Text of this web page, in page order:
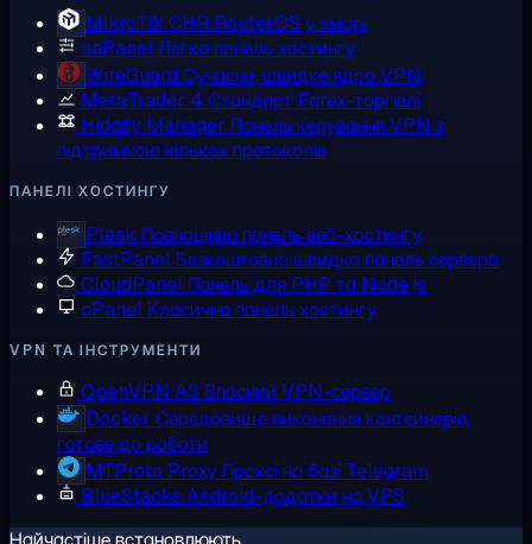
MikroTik CHR RouterOS у хмарі
aaPanelЛегка панель хостингу
WireGuard Сучасне, швидке ядро VPN
MetaTrader 4 Стандарт Forex-торгівлі
Hiddify Manager Панель керування VPN з
підтримкою кількох протоколів
ПАНЕЛІ ХОСТИНГУ
Plesk Повноцінна панель веб-хостингу
FastPanelБезкоштовна швидка панель сервера
CloudPanel Панель для PHP та Node.js
cPanelКласична панель хостингу
VPN ТА ІНСТРУМЕНТИ
OpenVPN AS Власний VPN-сервер
Docker Середовище виконання контейнерів,
готове до роботи
MTProto Proxy Проксі на базі Telegram
BlueStacks Android-додатки на VPS